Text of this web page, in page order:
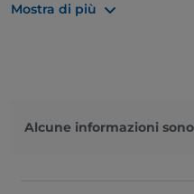
– è visitabile la sua casa
passeggiando sul
Mostra di più
Alcune informazioni